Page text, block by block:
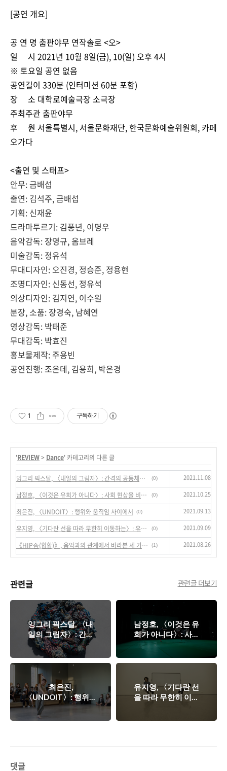
[공연 개요]
공 연 명 춤판야무 연작솔로 <오>
일 시 2021년 10월 8일(금), 10(일) 오후 4시
※ 토요일 공연 없음
공연길이 330분 (인터미션 60분 포함)
장 소 대학로예술극장 소극장
주최주관 춤판야무
후 원 서울특별시, 서울문화재단, 한국문화예술위원회, 카페
오가다
<출연 및 스태프>
안무:금배섭
출연: 김석주,금배섭
기획: 신재윤
드라마투르기: 김풍년, 이명우
음악감독: 장영규,옴브레
미술감독: 정유석
무대디자인:오진경, 정승준, 정용현
조명디자인: 신동선, 정유석
의상디자인: 김지연, 이수원
분장,소품: 장경숙, 남혜연
영상감독: 박태준
무대감독: 박효진
홍보물제작:주용빈
공연진행:조은데, 김용희, 박은경
1 구독하기
'REVIEW> Dance' 카테고리의 다른 글
잉그리 픽스달, 〈내일의 그림자〉: 간격의 공동체를 구성하다 (0) 2021.11.08
남정호, 〈이것은 유희가 아니다〉: 사회 현상을 비추는 외양들 (0) 2021.10.25
최은진, 〈UNDOIT〉: 행위와 움직임 사이에서 (0) 2021.09.13
유지영, 〈기다란 선을 따라 무한히 이동하는〉: 유동적 언어에서 단단한 언어로 (0) 2021.09.09
《HIP合(힙합)》, 음악과의 관계에서 바라본 세 가지 힙합으로서의 현대무용 (1) 2021.08.26
관련글 관련글 더보기
잉그리 픽스달, 〈내
일의 그림자〉: 간격
의 공동체를 구성하다
남정호, 〈이것은 유
희가 아니다〉: 사회
현상을 비추는 외양들
최은진,
〈UNDOIT〉: 행위와
움직임 사이에서
유지영, 〈기다란 선
을 따라 무한히 이동
댓글